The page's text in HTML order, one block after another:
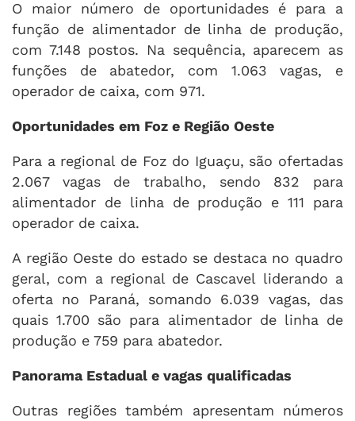
O maior número de oportunidades é para a
função de alimentador de linha de produção,
com 7.148 postos. Na sequência, aparecem as
funções de abatedor, com 1.063 vagas, e
operador de caixa, com 971.
Oportunidades em Foz e Região Oeste
Para a regional de Foz do Iguaçu, são ofertadas
2.067 vagas de trabalho, sendo 832 para
alimentador de linha de produção e 111 para
operador de caixa.
A região Oeste do estado se destaca no quadro
geral, com a regional de Cascavel liderando a
oferta no Paraná, somando 6.039 vagas, das
quais 1.700 são para alimentador de linha de
produção e 759 para abatedor.
Panorama Estadual e vagas qualificadas
Outras regiões também apresentam números